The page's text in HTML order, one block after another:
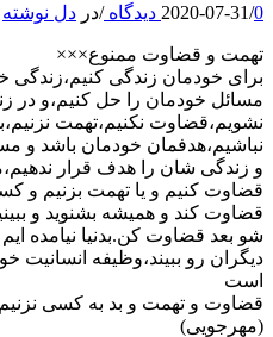
2020-07-31/0 دیدگاه /در دل نوشته
تهمت و قضاوت ممنوع×××
برای خودمان زندگی کنیم،زندگی
مسائل خودمان را حل کنیم،و در
نشویم،قضاوت نکنیم،تهمت
نباشیم،هدفمان خودمان باشد و
و زندگی شان را هدف قرار
قضاوت کنیم و یا تهمت بزنیم و
قضاوت کند و همیشه بشنوید و
شو بعد قضاوت کن.بدنیا نیامده
دیگران رو ببیند،وظیفه انسانیت
است
قضاوت و تهمت و بد به کسی
(مهرجویی)